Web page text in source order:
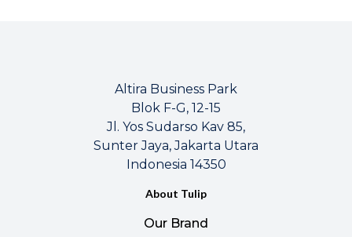
Altira Business Park
Blok F-G, 12-15
Jl. Yos Sudarso Kav 85,
Sunter Jaya, Jakarta Utara
Indonesia 14350
About Tulip
Our Brand